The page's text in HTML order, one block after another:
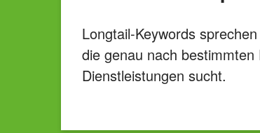
Longtail-Keywords
die genau nach
Dienstleistungen sucht.